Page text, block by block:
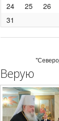
24
25 26
31
Верую